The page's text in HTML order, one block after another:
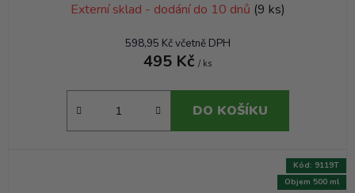
Externí sklad - dodání do 10 dnů (9 ks)
598,95 Kč včetně DPH
495 Kč / ks
DO KOŠÍKU
Objem 500 ml
Kód: 9119T